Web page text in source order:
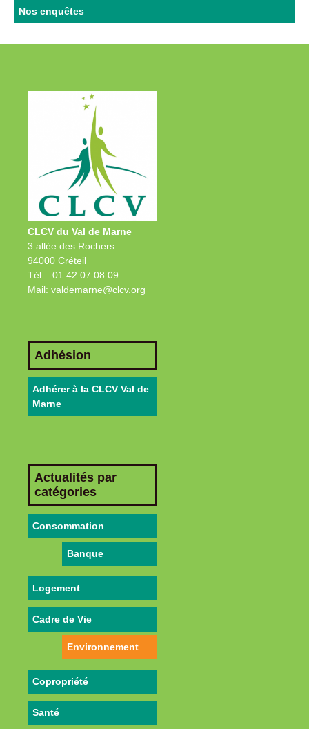
Nos enquêtes
CLCV du Val de Marne
3 allée des Rochers
94000 Créteil
Tél. : 01 42 07 08 09
Mail: valdemarne@clcv.org
Adhésion
Adhérer à la CLCV Val de
Marne
Actualités par
catégories
Consommation
Banque
Logement
Cadre de Vie
Environnement
Copropriété
Santé